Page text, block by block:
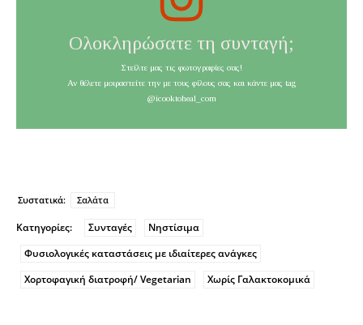
Ολοκληρώσατε τη συνταγή;
Στείλτε μας τις φωτογραφίες σας!
Αν θέλετε μοιραστείτε την με τους φίλους σας και κάντε μας tag
@icooktoheal_com
Συστατικά: Σαλάτα
Κατηγορίες: Συνταγές
Νηστίσιμα
Φυσιολογικές καταστάσεις με ιδιαίτερες ανάγκες
Χορτοφαγική διατροφή/ Vegetarian
Χωρίς Γαλακτοκομικά